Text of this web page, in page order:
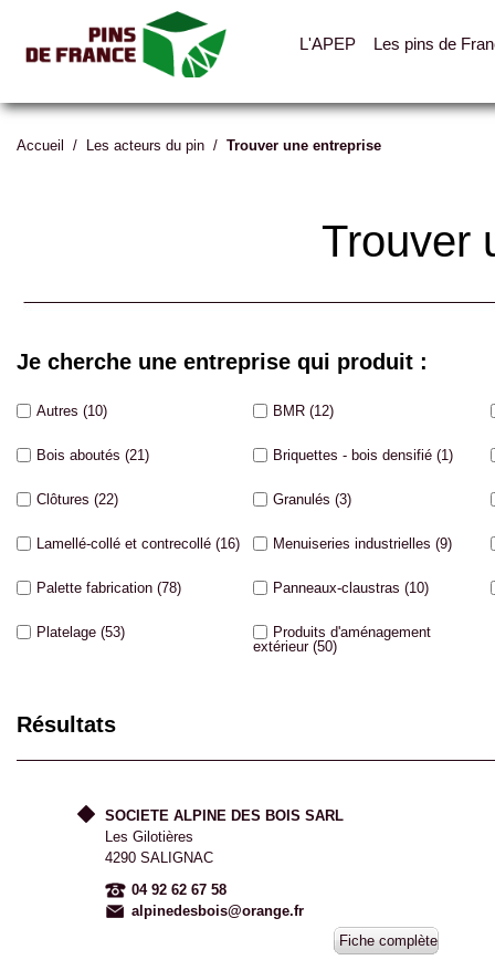
L'APEP Les pins de
Accueil / Les acteurs du pin / Trouver une entreprise
Trouver
Je cherche une entreprise qui produit :
Autres (10) BMR(12)
Bois aboutés (21) Briquettes - bois densifié(1)
Clôtures (22) Granulés(3)
Lamellé-collé et contrecollé (16) Menuiseries industrielles(9)
Palette fabrication (78) Panneaux-claustras(10)
Platelage (53)
Produits d'aménagement
extérieur(50)
Résultats
SOCIETE ALPINE DES BOIS SARL
Les Gilotières
4290 SALIGNAC
04 92 62 67 58
alpinedesbois@orange.fr
Fiche complète